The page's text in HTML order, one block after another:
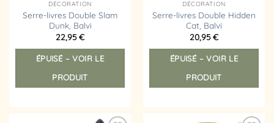
DÉCORATION
Serre-livres Double Slam
Dunk, Balvi
22,95€
ÉPUISÉ – VOIR LE
PRODUIT
DÉCORATION
Serre-livres Double Hidden
Cat, Balvi
20,95€
ÉPUISÉ – VOIR LE
PRODUIT